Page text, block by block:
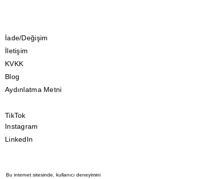
Bu internet sitesinde, kullanıcı deneyimini
İade/Değişim
İletişim
KVKK
Blog
Aydınlatma Metni
TikTok
Instagram
LinkedIn